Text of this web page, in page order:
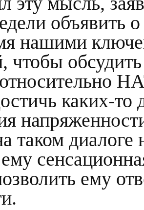
объявить
нашими
чтобы
каких-то
таком диалоге
ему